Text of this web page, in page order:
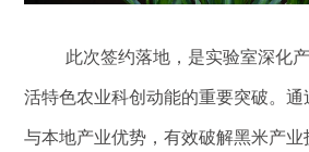
此次签约落地，是实验室深化
活特色农业科创动能的重要突破。
与本地产业优势，有效破解黑米产